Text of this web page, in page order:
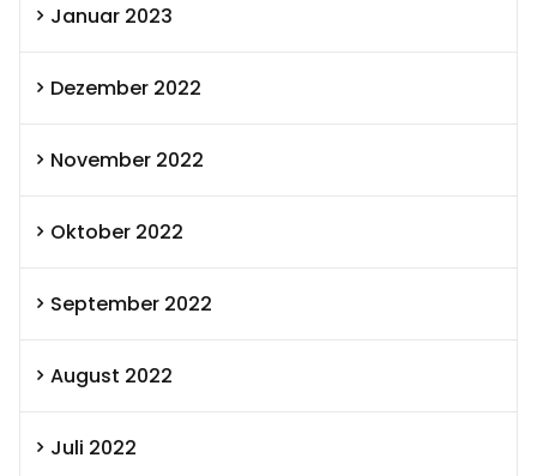
Januar 2023
Dezember 2022
November 2022
Oktober 2022
September 2022
August 2022
Juli 2022